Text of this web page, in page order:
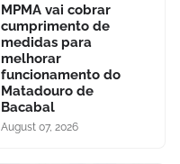
MPMA vai cobrar
cumprimento de
medidas para
melhorar
funcionamento do
Matadouro de
Bacabal
August 07, 2026